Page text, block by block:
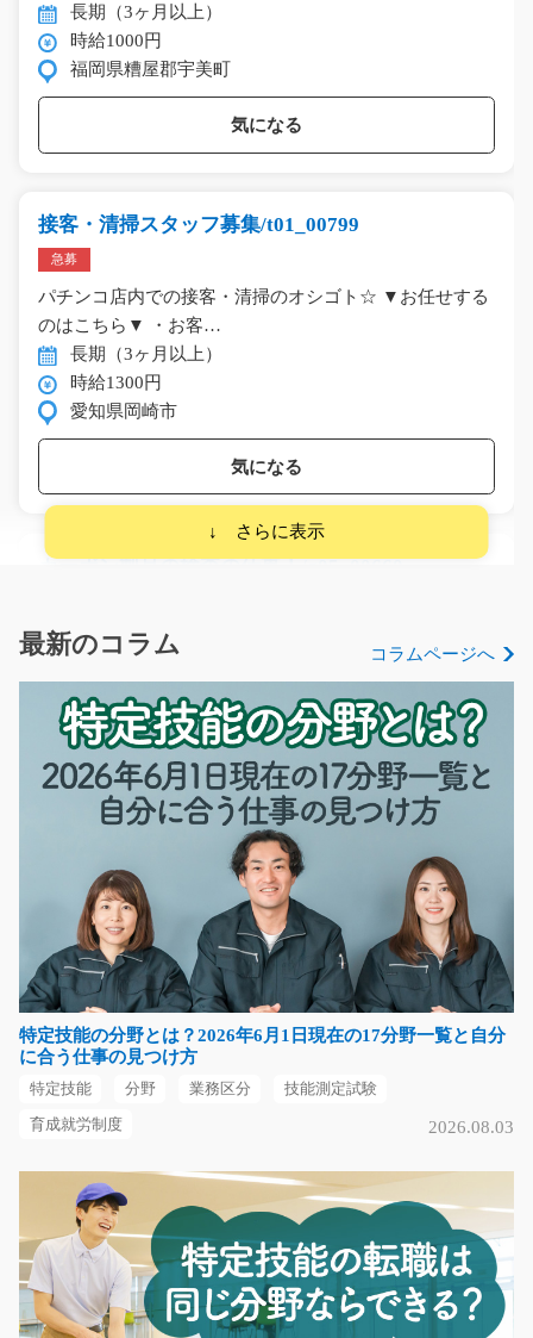
長期（3ヶ月以上）
時給1000円
福岡県糟屋郡宇美町
気になる
接客・清掃スタッフ募集/t01_00799
急募
パチンコ店内での接客・清掃のオシゴト☆ ▼お任せする
のはこちら▼ ・お客…
長期（3ヶ月以上）
時給1300円
愛知県岡崎市
気になる
カーボン製品の検査の仕事！/g05_00660
検査するお仕事です！…
時給1600円～時給2000円
神奈川県茅ヶ崎市
気になる
害虫駆除・衛生管理サポート業務/y11_01118
害虫駆除や施設衛生管理に関する現場対応と提案を行う
お仕事です。 ＊こ…
長期（3ヶ月以上）
時給1,300円
長野県松本市
熊本で働く！！リフトオペレーター/t03_00555
建設現場で使われている足場の資材をレンタルしている
企業さんでのお仕事…
最新のコラム コラムページへ
特定技能の分野とは？2026年6月1日現在の17分野一覧と自分
に合う仕事の見つけ方
特定技能 分野 業務区分 技能測定試験
育成就労制度 2026.08.03